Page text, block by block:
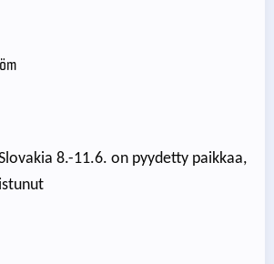
8.-11.6. on pyydetty paikkaa,